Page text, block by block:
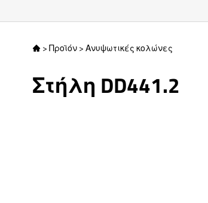
 >Προϊόν >Ανυψωτικές κολώνες
Στήλη DD441.2